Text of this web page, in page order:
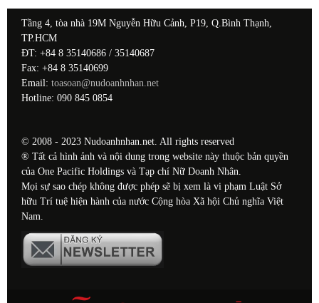
Tầng 4, tòa nhà 19M Nguyễn Hữu Cảnh, P19, Q.Bình Thạnh,
TP.HCM
ĐT: +84 8 35140686 / 35140687
Fax: +84 8 35140699
Email: toasoan@nudoanhnhan.net
Hotline: 090 845 0854
© 2008 - 2023 Nudoanhnhan.net. All rights reserved
® Tất cả hình ảnh và nội dung trong website này thuộc bản quyền
của One Pacific Holdings và Tạp chí Nữ Doanh Nhân.
Mọi sự sao chép không được phép sẽ bị xem là vi phạm Luật Sở
hữu Trí tuệ hiện hành của nước Cộng hòa Xã hội Chủ nghĩa Việt
Nam.